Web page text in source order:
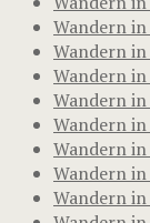
Wandern
Wandern
Wandern
Wandern
Wandern
Wandern
Wandern
Wandern